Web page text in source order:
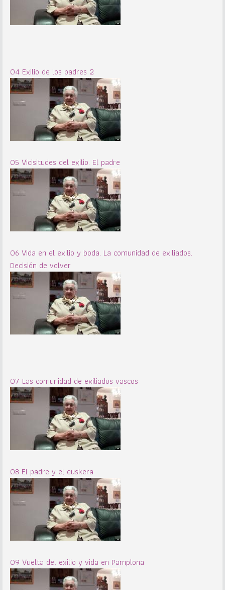
04 Exilio de los padres 2
05 Vicisitudes del exilio. El padre
06 Vida en el exilio y boda. La comunidad de exiliados.
Decisión de volver
07 Las comunidad de exiliados vascos
08 El padre y el euskera
09 Vuelta del exilio y vida en Pamplona